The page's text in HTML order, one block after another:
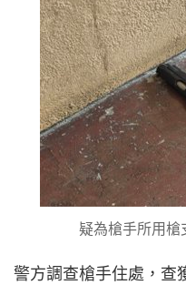
疑為槍手所用槍
警方調查槍手住處，查